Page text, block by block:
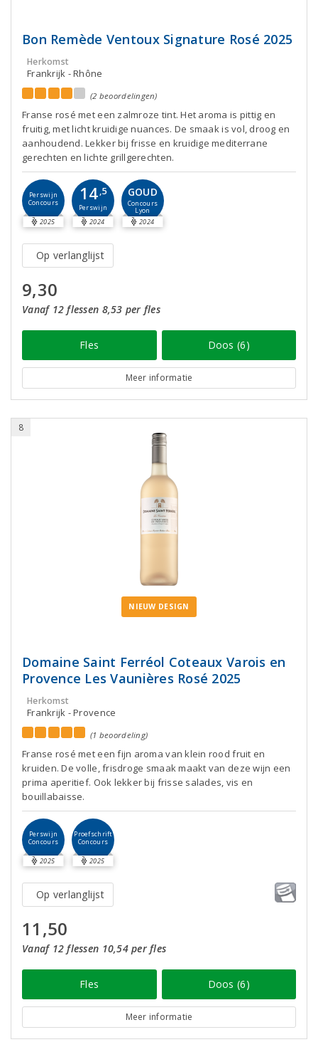
Bon Remède Ventoux Signature Rosé 2025
Herkomst
Frankrijk - Rhône
(2 beoordelingen)
Franse rosé met een zalmroze tint. Het aroma is pittig en
fruitig, met licht kruidige nuances. De smaak is vol, droog en
aanhoudend. Lekker bij frisse en kruidige mediterrane
gerechten en lichte grillgerechten.
Perswijn
Concours
2025
14,5
Perswijn
2024
GOUD
Concours
Lyon
2024
Op verlanglijst
9,30
Vanaf 12 flessen 8,53 per fles
Fles Doos (6)
Meer informatie
8
NIEUW DESIGN
Domaine Saint Ferréol Coteaux Varois en
Provence Les Vaunières Rosé 2025
Herkomst
Frankrijk - Provence
(1 beoordeling)
Franse rosé met een fijn aroma van klein rood fruit en
kruiden. De volle, frisdroge smaak maakt van deze wijn een
prima aperitief. Ook lekker bij frisse salades, vis en
bouillabaisse.
Perswijn
Concours
2025
Proefschrift
Concours
2025
Op verlanglijst
11,50
Vanaf 12 flessen 10,54 per fles
Fles Doos (6)
Meer informatie